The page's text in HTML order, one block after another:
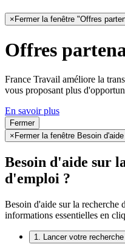
× Fermer la fenêtre "Offres
Offres
France Travail améliore la
vous proposant plus
En savoir plus
Fermer
× Fermer la fenêtre Besoin
Besoin d'aide sur
d'emploi ?
Besoin d'aide sur la recherche
informations essentielles en
1. Lancer votre recherche